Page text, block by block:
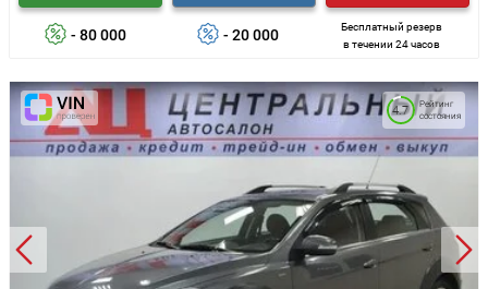
- 80 000 - 20 000
Бесплатный резерв
в течении 24 часов
Рейтинг
состояния
4.7